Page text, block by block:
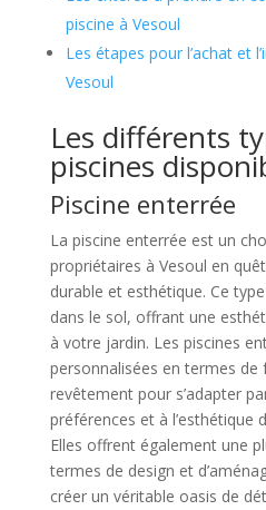
piscine à Vesoul
Les étapes pour l’achat et
Vesoul
Les différents
piscines
Piscine enterrée
La piscine enterrée est un
propriétaires à Vesoul en
durable et esthétique. Ce
dans le sol, offrant une
à votre jardin. Les piscines
personnalisées en termes
revêtement pour s’adapter
préférences et à l’esthétique
Elles offrent également une
termes de design et
créer un véritable oasis de